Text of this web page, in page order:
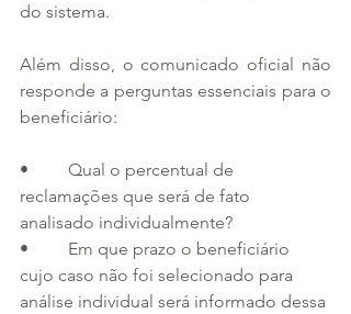
do sistema.
Além disso, o comunicado oficial não
responde a perguntas essenciais para o
beneficiário:
•         Qual o percentual de
reclamações que será de fato
analisado individualmente?
•         Em que prazo o beneficiário
cujo caso não foi selecionado para
análise individual será informado dessa